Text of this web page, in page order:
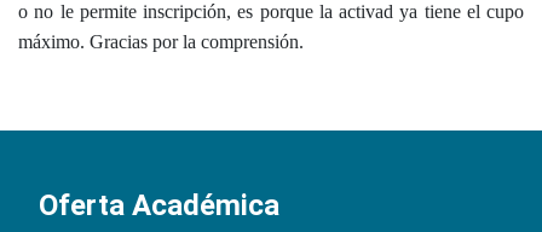
o no le permite inscripción, es porque la activad ya tiene el cupo
máximo. Gracias por la comprensión.
Oferta Académica